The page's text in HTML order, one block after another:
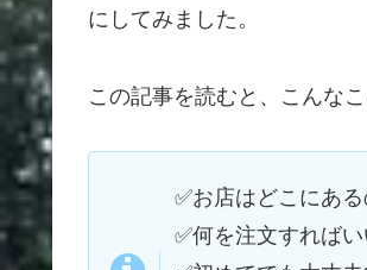
にしてみました。
この記事を読むと、こんな
✅お店はどこにあ
✅何を注文すれば